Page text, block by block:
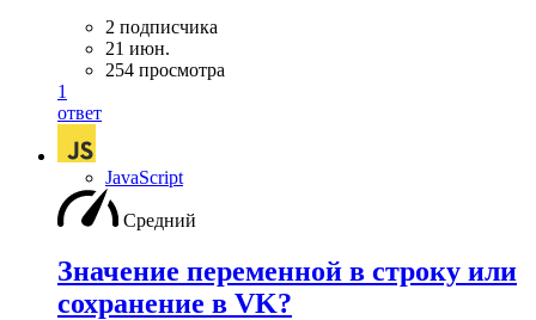
2 подписчика
21 июн.
254 просмотра
1
ответ
JavaScript
Средний
Значение переменной в строку или
сохранение в VK?